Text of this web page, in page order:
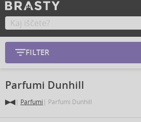
FILTER
Parfumi Dunhill
Parfumi Parfumi Dunhill